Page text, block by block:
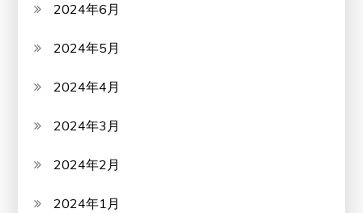
2024年6月
2024年5月
2024年4月
2024年3月
2024年2月
2024年1月